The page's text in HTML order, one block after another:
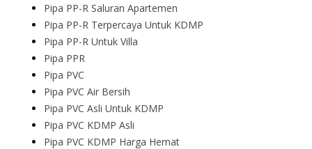
Pipa PP-R Saluran Apartemen
Pipa PP-R Terpercaya Untuk KDMP
Pipa PP-R Untuk Villa
Pipa PPR
Pipa PVC
Pipa PVC Air Bersih
Pipa PVC Asli Untuk KDMP
Pipa PVC KDMP Asli
Pipa PVC KDMP Harga Hemat